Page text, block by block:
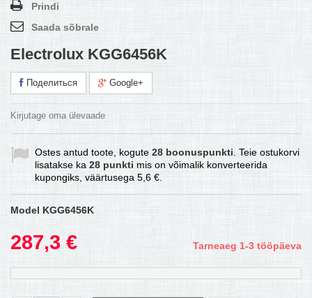
Prindi
Saada sõbrale
Electrolux KGG6456K
Поделиться Google+
Kirjutage oma ülevaade
Ostes antud toote, kogute 28 boonuspunkti . Teie ostukorvi
lisatakse ka 28 punkti mis on võimalik konverteerida
kupongiks, väärtusega 5,6 €
Model KGG6456K
287,3 € Tarneaeg 1-3 tööpäeva